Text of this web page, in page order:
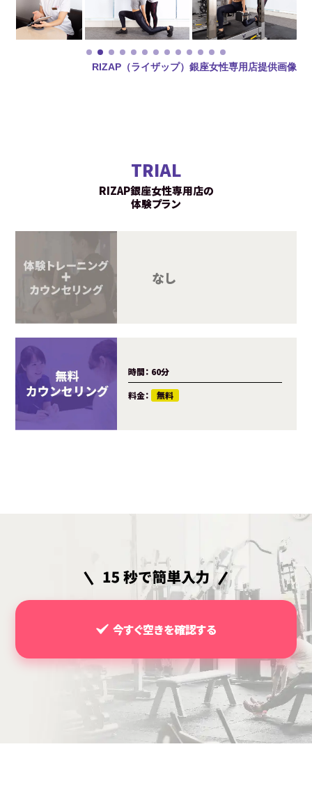
RIZAP（ライザップ）銀座女性専用店提供画像
TRIAL
RIZAP銀座女性専用店の
体験プラン
時間： 60分
料金： 無料
今すぐ空きを確認する